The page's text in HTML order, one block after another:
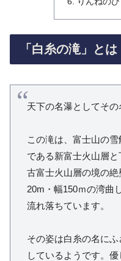
「白糸の滝」とは
天下の名瀑としてその
この滝は、富士山の
である新富士火山層
古富士火山層の境の
20m・幅150ｍの湾曲
流れ落ちています。
その姿は白糸の名に
しているようです。